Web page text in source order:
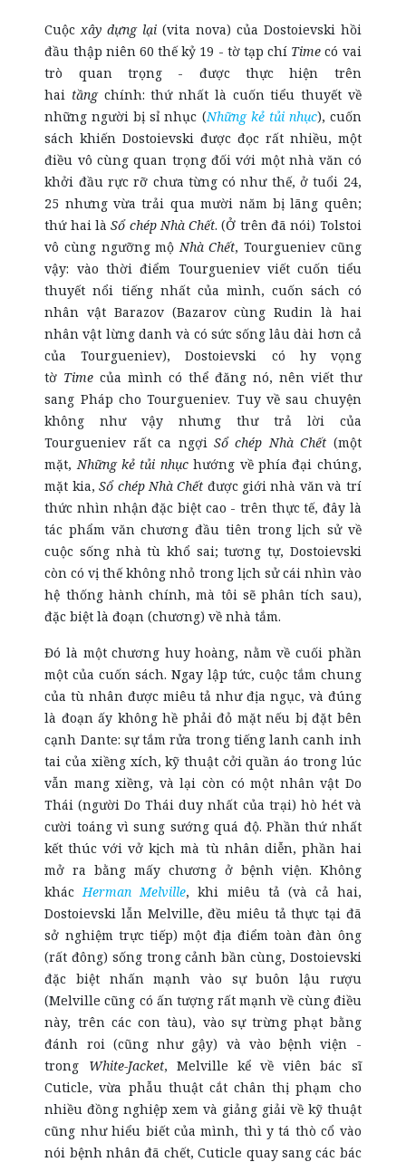
Cuộcxây dựng lại (vita nova) của Dostoievski hồi
đầu thập niên 60 thế kỷ 19 - tờ tạp chí Time có vai
trò quan trọng - được thực hiện trên
hai tầngchính: thứ nhất là cuốn tiểu thuyết về
những người bị sỉ nhục (Những kẻ tủi nhục), cuốn
sách khiến Dostoievski được đọc rất nhiều, một
điều vô cùng quan trọng đối với một nhà văn có
khởi đầu rực rỡ chưa từng có như thế, ở tuổi 24,
25 nhưng vừa trải qua mười năm bị lãng quên;
thứ hai làSổ chép Nhà Chết. (Ở trên đã nói) Tolstoi
vô cùng ngưỡng mộNhà Chết, Tourgueniev cũng
vậy: vào thời điểm Tourgueniev viết cuốn tiểu
thuyết nổi tiếng nhất của mình, cuốn sách có
nhân vật Barazov (Bazarov cùng Rudin là hai
nhân vật lừng danh và có sức sống lâu dài hơn cả
của Tourgueniev), Dostoievski có hy vọng
tờ Time của mình có thể đăng nó, nên viết thư
sang Pháp cho Tourgueniev. Tuy về sau chuyện
không như vậy nhưng thư trả lời của
Tourgueniev rất ca ngợi Sổ chép Nhà Chết (một
mặt,Những kẻ tủi nhụchướng về phía đại chúng,
mặt kia,Sổ chép Nhà Chết được giới nhà văn và trí
thức nhìn nhận đặc biệt cao - trên thực tế, đây là
tác phẩm văn chương đầu tiên trong lịch sử về
cuộc sống nhà tù khổ sai; tương tự, Dostoievski
còn có vị thế không nhỏ trong lịch sử cái nhìn vào
hệ thống hành chính, mà tôi sẽ phân tích sau),
đặc biệt là đoạn (chương) về nhà tắm.
Đó là một chương huy hoàng, nằm về cuối phần
một của cuốn sách. Ngay lập tức, cuộc tắm chung
của tù nhân được miêu tả như địa ngục, và đúng
là đoạn ấy không hề phải đỏ mặt nếu bị đặt bên
cạnh Dante: sự tắm rửa trong tiếng lanh canh inh
tai của xiềng xích, kỹ thuật cởi quần áo trong lúc
vẫn mang xiềng, và lại còn có một nhân vật Do
Thái (người Do Thái duy nhất của trại) hò hét và
cười toáng vì sung sướng quá độ. Phần thứ nhất
kết thúc với vở kịch mà tù nhân diễn, phần hai
mở ra bằng mấy chương ở bệnh viện. Không
khácHerman Melville, khi miêu tả (và cả hai,
Dostoievski lẫn Melville, đều miêu tả thực tại đã
sở nghiệm trực tiếp) một địa điểm toàn đàn ông
(rất đông) sống trong cảnh bần cùng, Dostoievski
đặc biệt nhấn mạnh vào sự buôn lậu rượu
(Melville cũng có ấn tượng rất mạnh về cùng điều
này, trên các con tàu), vào sự trừng phạt bằng
đánh roi (cũng như gậy) và vào bệnh viện -
trong White-Jacket, Melville kể về viên bác sĩ
Cuticle, vừa phẫu thuật cắt chân thị phạm cho
nhiều đồng nghiệp xem và giảng giải về kỹ thuật
cũng như hiểu biết của mình, thì y tá thò cổ vào
nói bệnh nhân đã chết, Cuticle quay sang các bác